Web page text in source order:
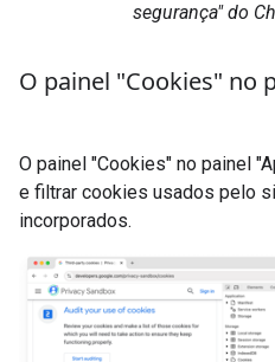
segurança" do
O painel "Cookies" no
O painel "Cookies" no painel
e filtrar cookies usados pelo
incorporados.